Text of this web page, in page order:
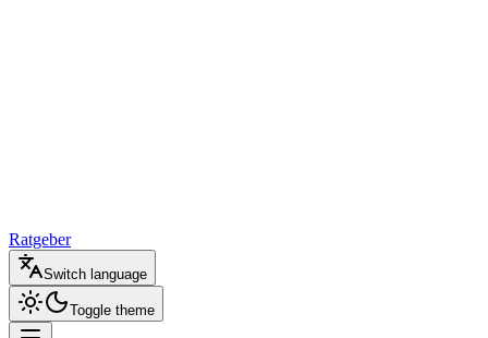
Ratgeber
Switch language
Toggle theme